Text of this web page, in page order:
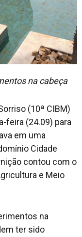
na cabeça
(10ª CIBM)
feira (24.09) para
em uma
Cidade
contou com o
e Meio
na
ter sido